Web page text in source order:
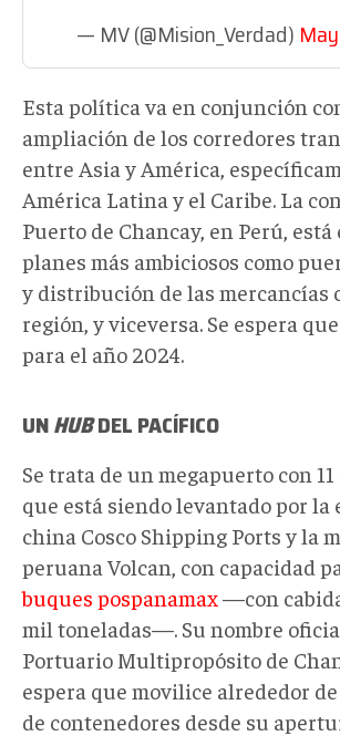
— MV (@Mision_Verdad)
Esta política va en conjunción
ampliación de los corredores
entre Asia y América,
América Latina y el Caribe. La
Puerto de Chancay, en Perú,
planes más ambiciosos como
y distribución de las mercancías
región, y viceversa. Se espera
para el año 2024.
UNHUBDEL PACÍFICO
Se trata de un megapuerto con
que está siendo levantado por la
china Cosco Shipping Ports y la
peruana Volcan, con capacidad
buques pospanamax—con
mil toneladas—. Su nombre
Portuario Multipropósito de
espera que movilice alrededor
de contenedores desde su